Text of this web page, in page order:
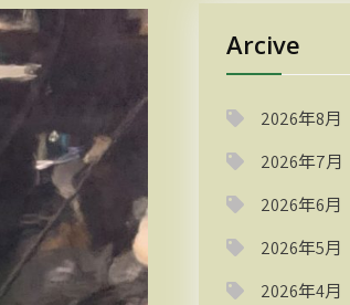
Arcive
2026年8月
2026年7月
2026年6月
2026年5月
2026年4月